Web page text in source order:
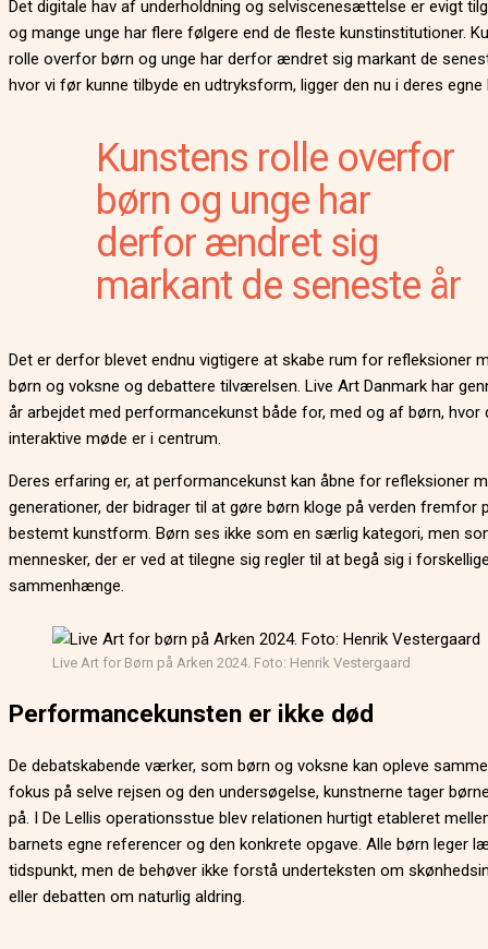
Det digitale hav af underholdning og selviscenesættelse er evigt
og mange unge har flere følgere end de fleste kunstinstitutioner.
rolle overfor børn og unge har derfor ændret sig markant de
hvor vi før kunne tilbyde en udtryksform, ligger den nu i deres
Kunstens rolle overfor
børn og unge har
derfor ændret sig
markant de seneste år
Det er derfor blevet endnu vigtigere at skabe rum for refleksioner
børn og voksne og debattere tilværelsen. Live Art Danmark har
år arbejdet med performancekunst både for, med og af børn, hvor
interaktive møde er i centrum.
Deres erfaring er, at performancekunst kan åbne for refleksioner
generationer, der bidrager til at gøre børn kloge på verden fremfor
bestemt kunstform. Børn ses ikke som en særlig kategori, men
mennesker, der er ved at tilegne sig regler til at begå sig i
sammenhænge.
Live Art for Børn på Arken 2024. Foto: Henrik Vestergaard
Performancekunsten er ikke død
De debatskabende værker, som børn og voksne kan opleve
fokus på selve rejsen og den undersøgelse, kunstnerne tager
på. I De Lellis operationsstue blev relationen hurtigt etableret
barnets egne referencer og den konkrete opgave. Alle børn leger
tidspunkt, men de behøver ikke forstå underteksten om
eller debatten om naturlig aldring.